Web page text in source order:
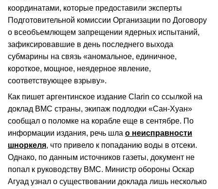
координатами, которые предоставили эксперты
Подготовительной комиссии Организации по Договору
о всеобъемлющем запрещении ядерных испытаний,
зафиксировавшие в день последнего выхода
субмарины на связь «аномальное, единичное,
короткое, мощное, неядерное явление,
соответствующее взрыву».
Как пишет аргентинское издание Clarin со ссылкой на
доклад ВМС страны, экипаж подлодки «Сан-Хуан»
сообщал о поломке на корабле еще в сентябре. По
информации издания, речь шла о неисправности
шноркеля, что привело к попаданию воды в отсеки.
Однако, по данным источников газеты, документ не
попал к руководству ВМС. Министр обороны Оскар
Агуад узнал о существовании доклада лишь несколько